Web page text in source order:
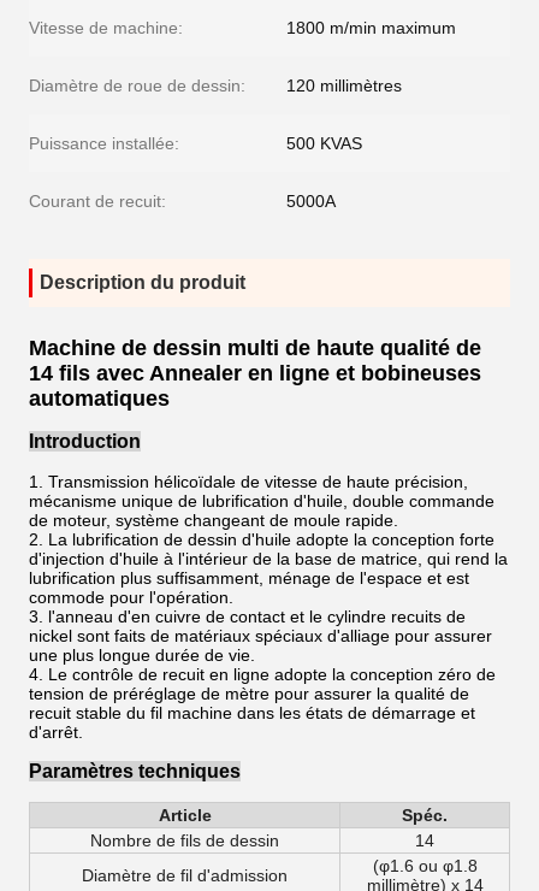
Vitesse de machine: 1800 m/min maximum
Diamètre de roue de dessin: 120 millimètres
Puissance installée: 500 KVAS
Courant de recuit: 5000A
Description du produit
Machine de dessin multi de haute qualité de
14 fils avec Annealer en ligne et bobineuses
automatiques
Introduction
1. Transmission hélicoïdale de vitesse de haute précision,
mécanisme unique de lubrification d'huile, double commande
de moteur, système changeant de moule rapide.
2. La lubrification de dessin d'huile adopte la conception forte
d'injection d'huile à l'intérieur de la base de matrice, qui rend la
lubrification plus suffisamment, ménage de l'espace et est
commode pour l'opération.
3. l'anneau d'en cuivre de contact et le cylindre recuits de
nickel sont faits de matériaux spéciaux d'alliage pour assurer
une plus longue durée de vie.
4. Le contrôle de recuit en ligne adopte la conception zéro de
tension de préréglage de mètre pour assurer la qualité de
recuit stable du fil machine dans les états de démarrage et
d'arrêt.
Paramètres techniques
Article
Spéc.
Nombre de fils de dessin
14
Diamètre de fil d'admission
(φ1.6 ou φ1.8
millimètre) x 14